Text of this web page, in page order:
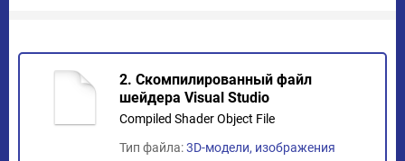
2. Скомпилированный файл
шейдера Visual Studio
Compiled Shader Object File
Тип файла:3D-модели, изображения